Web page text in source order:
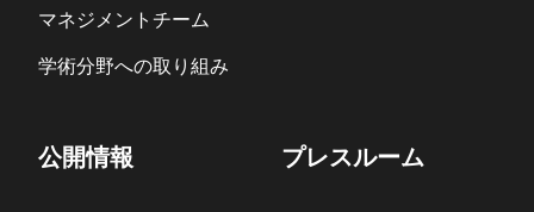
マネジメントチーム
学術分野への取り組み
公開情報 プレスルーム